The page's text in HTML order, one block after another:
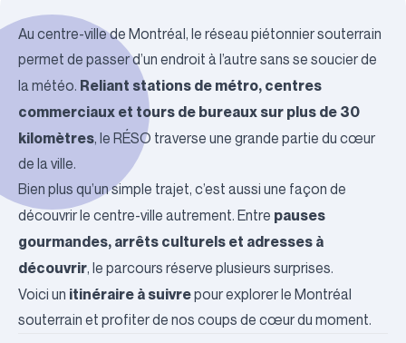
Au centre-ville de Montréal, le réseau piétonnier souterrain
permet de passer d’un endroit à l’autre sans se soucier de
la météo. Reliant stations de métro, centres
commerciaux et tours de bureaux sur plus de 30
kilomètres, le RÉSO traverse une grande partie du cœur
de la ville.
Bien plus qu’un simple trajet, c’est aussi une façon de
découvrir le centre-ville autrement. Entre pauses
gourmandes, arrêts culturels et adresses à
découvrir, le parcours réserve plusieurs surprises.
Voici un itinéraire à suivrepour explorer le Montréal
souterrain et profiter de nos coups de cœur du moment.